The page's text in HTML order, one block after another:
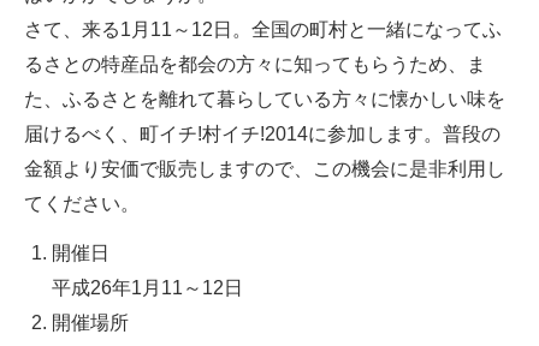
さて、来る1月11～12日。全国の町村と一緒になってふ
るさとの特産品を都会の方々に知ってもらうため、ま
た、ふるさとを離れて暮らしている方々に懐かしい味を
届けるべく、町イチ!村イチ!2014に参加します。普段の
金額より安価で販売しますので、この機会に是非利用し
てください。
開催日
平成26年1月11～12日
開催場所